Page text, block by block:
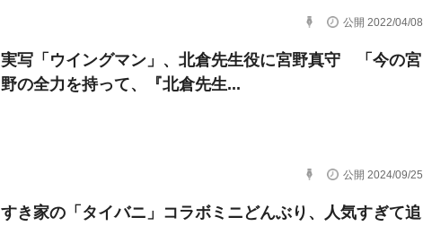
公開 2022/04/08
実写「ウイングマン」、北倉先生役に宮野真守 「今の宮
野の全力を持って、『北倉先生...
公開 2024/09/25
すき家の「タイバニ」コラボミニどんぶり、人気すぎて追